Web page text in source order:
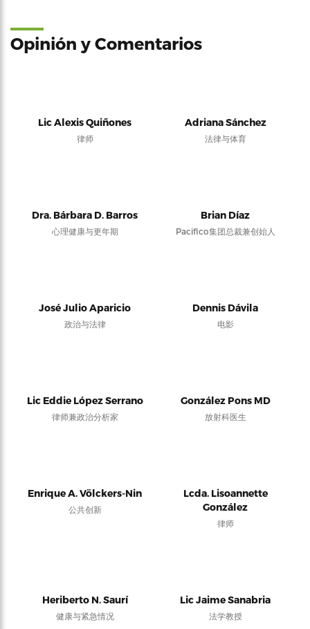
Opinión y Comentarios
Lic Alexis Quiñones
律师
Adriana Sánchez
法律与体育
Dra. Bárbara D. Barros
心理健康与更年期
Brian Díaz
Pacifico集团总裁兼创始人
José Julio Aparicio
政治与法律
Dennis Dávila
电影
Lic Eddie López Serrano
律师兼政治分析家
González Pons MD
放射科医生
Enrique A. Völckers-Nin
公共创新
Lcda. Lisoannette
González
律师
Heriberto N. Saurí
健康与紧急情况
Lic Jaime Sanabria
法学教授